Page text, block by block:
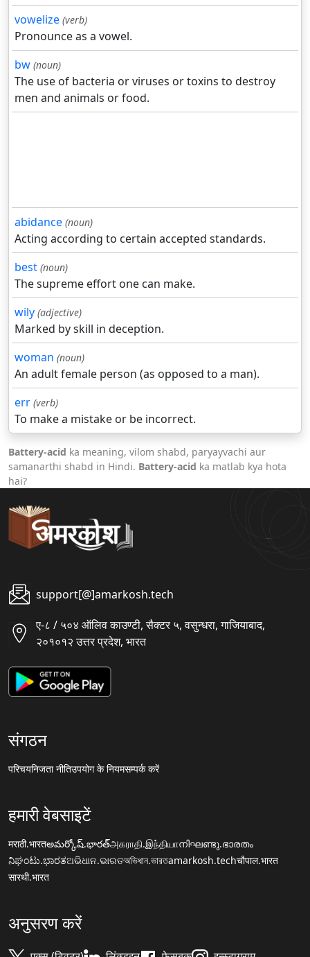
vowelize (verb)
Pronounce as a vowel.
bw (noun)
The use of bacteria or viruses or toxins to destroy
men and animals or food.
abidance (noun)
Acting according to certain accepted standards.
best (noun)
The supreme effort one can make.
wily (adjective)
Marked by skill in deception.
woman (noun)
An adult female person (as opposed to a man).
err (verb)
To make a mistake or be incorrect.
Battery-acid ka meaning, vilom shabd, paryayvachi aur
samanarthi shabd in Hindi. Battery-acid ka matlab kya hota
hai?
support[@]amarkosh.tech
ए-८ / ५०४ ऑलिव काउण्टी, सैक्टर ५, वसुन्धरा, गाजियाबाद,
२०१०१२ उत्तर प्रदेश, भारत
संगठन
परिचयनिजता नीतिउपयोग के नियमसम्पर्क करें
हमारी वेबसाइटें
मराठी.भारतఅమర్కోష్.భారత్அகராதி.இந்தியாനിഘണ്ടു.ഭാരതം
ನಿಘಂಟು.ಭಾರತଅଭିଧାନ.ଭାରତঅভিধান.ভারতamarkosh.techचौपाल.भारत
सारथी.भारत
अनुसरण करें